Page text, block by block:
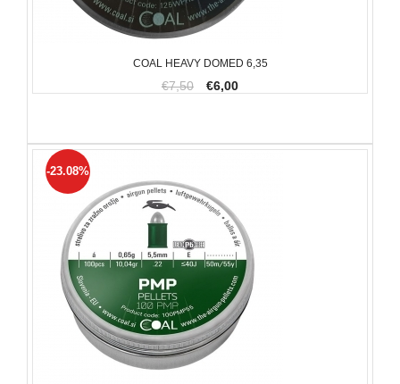
COAL HEAVY DOMED 6,35
€7,50 €6,00
-23.08%